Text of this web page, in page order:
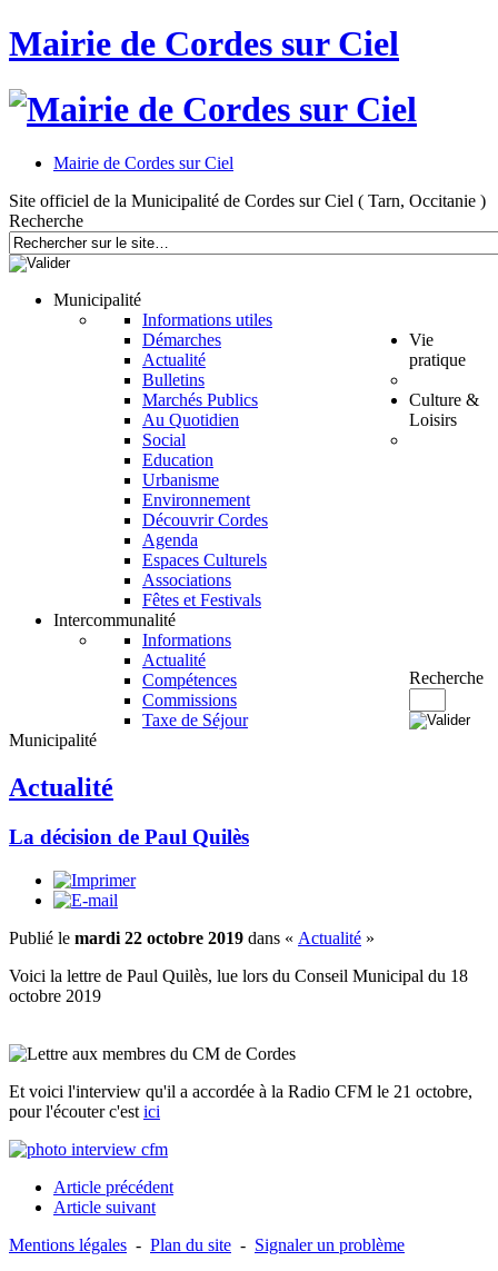
Mairie de Cordes sur Ciel
Mairie de Cordes sur Ciel
Site officiel de la Municipalité de Cordes sur Ciel ( Tarn, Occitanie )
Recherche
Municipalité
Informations utiles
Démarches
Actualité
Bulletins
Marchés Publics
Vie
pratique
Au Quotidien
Social
Education
Urbanisme
Environnement
Culture &
Loisirs
Découvrir Cordes
Agenda
Espaces Culturels
Associations
Fêtes et Festivals
Intercommunalité
Informations
Actualité
Compétences
Commissions
Taxe de Séjour
Recherche
Municipalité
Actualité
La décision de Paul Quilès
Publié le mardi 22 octobre 2019 dans « Actualité »
Voici la lettre de Paul Quilès, lue lors du Conseil Municipal du 18
octobre 2019
Et voici l'interview qu'il a accordée à la Radio CFM le 21 octobre,
pour l'écouter c'est ici
Article précédent
Article suivant
Mentions légales - Plan du site - Signaler un problème